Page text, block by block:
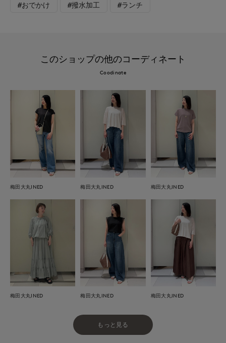
#おでかけ #撥水加工 #ランチ
このショップの他のコーディネート
Coodinate
梅田大丸INED 梅田大丸INED 梅田大丸INED
梅田大丸INED 梅田大丸INED 梅田大丸INED
もっと見る